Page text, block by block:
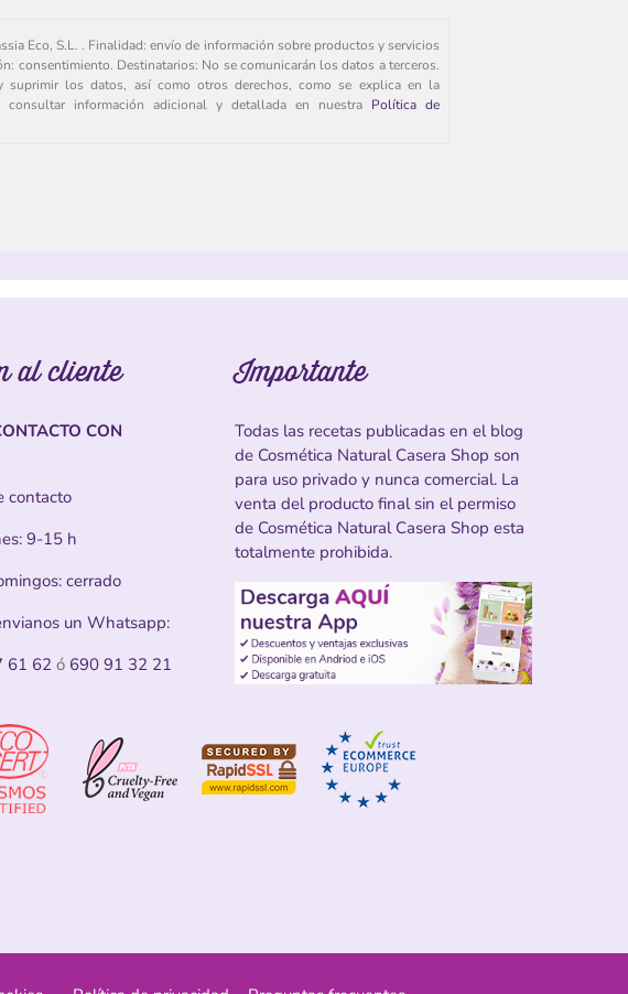
Eco, S.L. . Finalidad: envío de información sobre productos y servicios
consentimiento. Destinatarios: No se comunicarán los datos a terceros.
suprimir los datos, así como otros derechos, como se explica en la
consultar información adicional y detallada en nuestra Política de
al cliente
CON
contacto
9-15 h
cerrado
un Whatsapp:
61 62 ó 690 91 32 21
Importante
Todas las recetas publicadas en el blog
de Cosmética Natural Casera Shop son
para uso privado y nunca comercial. La
venta del producto final sin el permiso
de Cosmética Natural Casera Shop esta
totalmente prohibida.